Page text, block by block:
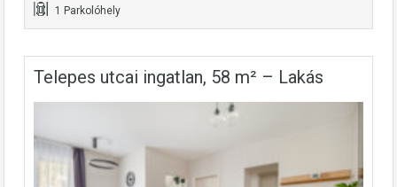
1 Parkolóhely
Telepes utcai ingatlan, 58 m² – Lakás